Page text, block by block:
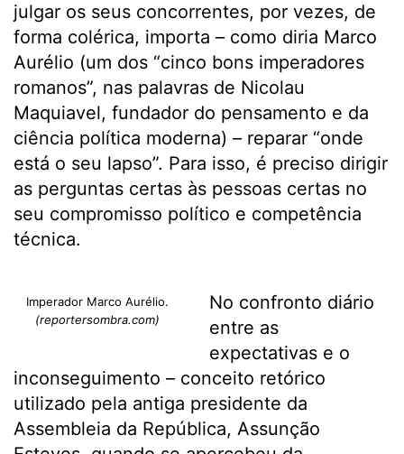
julgar os seus concorrentes, por vezes, de
forma colérica, importa – como diria Marco
Aurélio (um dos “cinco bons imperadores
romanos”, nas palavras de Nicolau
Maquiavel, fundador do pensamento e da
ciência política moderna) – reparar “onde
está o seu lapso”. Para isso, é preciso dirigir
as perguntas certas às pessoas certas no
seu compromisso político e competência
técnica.
Imperador Marco Aurélio.
(reportersombra.com)
No confronto diário
entre as
expectativas e o
inconseguimento – conceito retórico
utilizado pela antiga presidente da
Assembleia da República, Assunção